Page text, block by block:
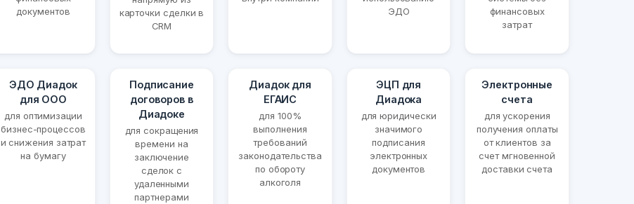
документов
карточки сделки в
CRM
ЭДО
финансовых
затрат
ЭДО Диадок
для ООО
для оптимизации
бизнес-процессов
и снижения затрат
на бумагу
Подписание
договоров в
Диадоке
для сокращения
времени на
заключение
сделок с
удаленными
партнерами
Диадок для
ЕГАИС
для 100%
выполнения
требований
законодательства
по обороту
алкоголя
ЭЦП для
Диадока
для юридически
значимого
подписания
электронных
документов
Электронные
счета
для ускорения
получения оплаты
от клиентов за
счет мгновенной
доставки счета